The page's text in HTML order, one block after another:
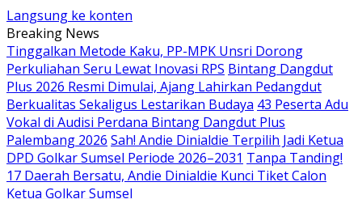
Langsung ke konten
Breaking News
Tinggalkan Metode Kaku, PP-MPK Unsri Dorong
Perkuliahan Seru Lewat Inovasi RPS Bintang Dangdut
Plus 2026 Resmi Dimulai, Ajang Lahirkan Pedangdut
Berkualitas Sekaligus Lestarikan Budaya 43 Peserta Adu
Vokal di Audisi Perdana Bintang Dangdut Plus
Palembang 2026 Sah! Andie Dinialdie Terpilih Jadi Ketua
DPD Golkar Sumsel Periode 2026–2031 Tanpa Tanding!
17 Daerah Bersatu, Andie Dinialdie Kunci Tiket Calon
Ketua Golkar Sumsel